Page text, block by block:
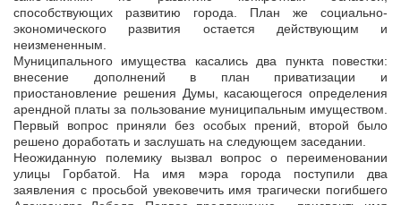
способствующих развитию города. План же социально-
экономического развития остается действующим и
неизмененным.
Муниципального имущества касались два пункта повестки:
внесение дополнений в план приватизации и
приостановление решения Думы, касающегося определения
арендной платы за пользование муниципальным имуществом.
Первый вопрос приняли без особых прений, второй было
решено доработать и заслушать на следующем заседании.
Неожиданную полемику вызвал вопрос о переименовании
улицы Горбатой. На имя мэра города поступили два
заявления с просьбой увековечить имя трагически погибшего